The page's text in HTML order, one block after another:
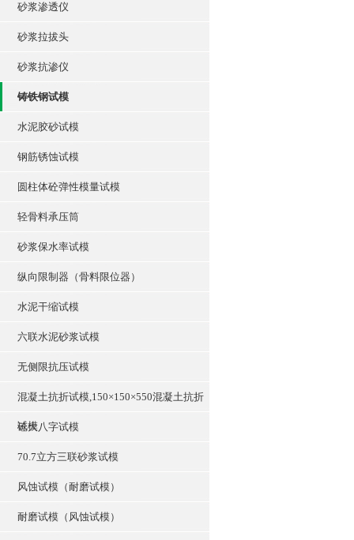
砂浆渗透仪
砂浆拉拔头
砂浆抗渗仪
铸铁钢试模
水泥胶砂试模
钢筋锈蚀试模
圆柱体砼弹性模量试模
轻骨料承压筒
砂浆保水率试模
纵向限制器（骨料限位器）
水泥干缩试模
六联水泥砂浆试模
无侧限抗压试模
混凝土抗折试模,150×150×550混凝土抗折
试模
砼大八字试模
70.7立方三联砂浆试模
风蚀试模（耐磨试模）
耐磨试模（风蚀试模）